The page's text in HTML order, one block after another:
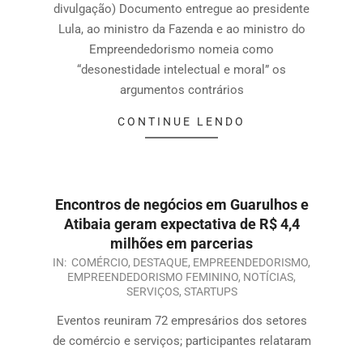
divulgação) Documento entregue ao presidente
Lula, ao ministro da Fazenda e ao ministro do
Empreendedorismo nomeia como
“desonestidade intelectual e moral” os
argumentos contrários
CONTINUE LENDO
Encontros de negócios em Guarulhos e
Atibaia geram expectativa de R$ 4,4
milhões em parcerias
IN: COMÉRCIO, DESTAQUE, EMPREENDEDORISMO,
EMPREENDEDORISMO FEMININO, NOTÍCIAS,
SERVIÇOS, STARTUPS
Eventos reuniram 72 empresários dos setores
de comércio e serviços; participantes relataram